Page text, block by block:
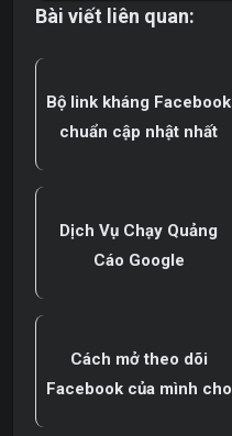
Bài viết liên quan:
Bộ link kháng Facebook
chuẩn cập nhật nhất
Dịch Vụ Chạy Quảng
Cáo Google
Cách mở theo dõi
Facebook của mình cho